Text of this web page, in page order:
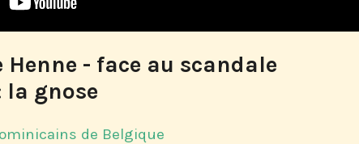
Henne - face au scandale
gnose
de Belgique